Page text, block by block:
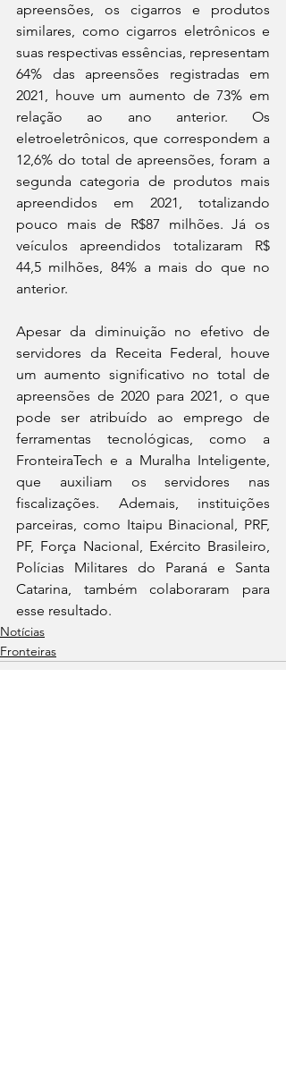
apreensões, os cigarros e produtos
similares, como cigarros eletrônicos e
suas respectivas essências, representam
64% das apreensões registradas em
2021, houve um aumento de 73% em
relação ao ano anterior. Os
eletroeletrônicos, que correspondem a
12,6% do total de apreensões, foram a
segunda categoria de produtos mais
apreendidos em 2021, totalizando
pouco mais de R$87 milhões. Já os
veículos apreendidos totalizaram R$
44,5 milhões, 84% a mais do que no
anterior.
Apesar da diminuição no efetivo de
servidores da Receita Federal, houve
um aumento significativo no total de
apreensões de 2020 para 2021, o que
pode ser atribuído ao emprego de
ferramentas tecnológicas, como a
FronteiraTech e a Muralha Inteligente,
que auxiliam os servidores nas
fiscalizações. Ademais, instituições
parceiras, como Itaipu Binacional, PRF,
PF, Força Nacional, Exército Brasileiro,
Polícias Militares do Paraná e Santa
Catarina, também colaboraram para
esse resultado.
Notícias
Fronteiras